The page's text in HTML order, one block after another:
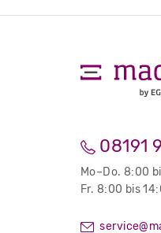
08191
Mo–Do. 8:00
Fr. 8:00 bis